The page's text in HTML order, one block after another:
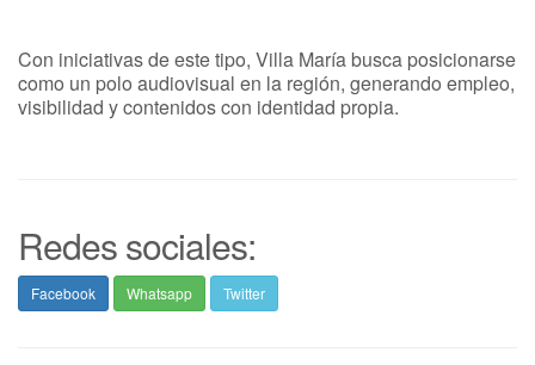
Con iniciativas de este tipo, Villa María busca posicionarse
como un polo audiovisual en la región, generando empleo,
visibilidad y contenidos con identidad propia.
Redes sociales:
Facebook Whatsapp Twitter